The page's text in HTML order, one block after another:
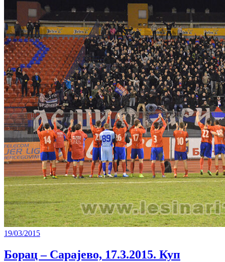
19/03/2015
Борац – Сарајево, 17.3.2015. Куп